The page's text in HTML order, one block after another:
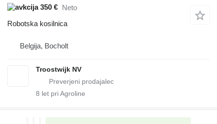
350 € Neto
Robotska kosilnica
Belgija, Bocholt
Troostwijk NV
8 let pri Agroline